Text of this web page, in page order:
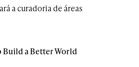
a curadoria de áreas
Build a Better World